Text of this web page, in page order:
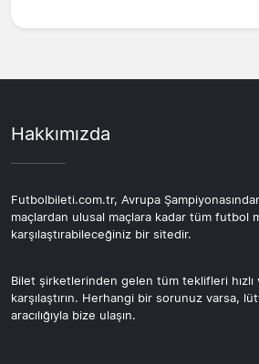
Hakkımızda
Futbolbileti.com.tr, Avrupa
maçlardan ulusal maçlara kadar tüm futbol
karşılaştırabileceğiniz bir sitedir.
Bilet şirketlerinden gelen tüm teklifleri hızlı
karşılaştırın. Herhangi bir sorunuz varsa,
aracılığıyla bize ulaşın.